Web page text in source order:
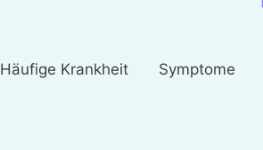
Häufige Krankheit Symptome